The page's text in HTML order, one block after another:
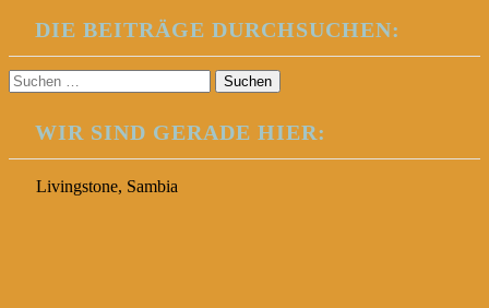
DIE BEITRÄGE DURCHSUCHEN:
Suchen
nach:
WIR SIND GERADE HIER:
Livingstone, Sambia